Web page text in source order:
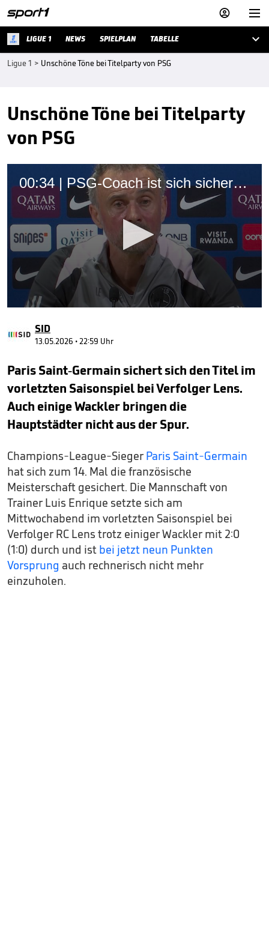


LIGUE 1 NEWS SPIELPLAN TABELLE 
Ligue 1 > Unschöne Töne bei Titelparty von PSG
Unschöne Töne bei Titelparty
von PSG
00:34 | PSG-Coach ist sich sicher: "Es wird ein Fest"
of
34
SID
13.05.2026 • 22:59 Uhr
Paris Saint-Germain sichert sich den Titel im
vorletzten Saisonspiel bei Verfolger Lens.
Auch einige Wackler bringen die
Hauptstädter nicht aus der Spur.
Champions-League-Sieger Paris Saint-Germain
hat sich zum 14. Mal die französische
Meisterschaft gesichert. Die Mannschaft von
Trainer Luis Enrique setzte sich am
Mittwochabend im vorletzten Saisonspiel bei
Verfolger RC Lens trotz einiger Wackler mit 2:0
(1:0) durch und ist bei jetzt neun Punkten
Vorsprung auch rechnerisch nicht mehr
einzuholen.